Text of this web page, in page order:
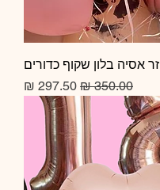
זר אסיה בלון שקוף כדורים
מחיר רגיל מחיר מבצע